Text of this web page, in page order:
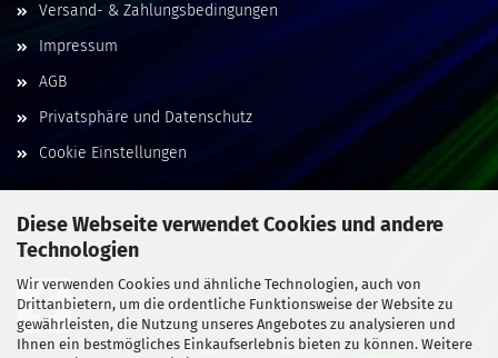
Diese Webseite verwendet Cookies und andere
Technologien
Wir verwenden Cookies und ähnliche Technologien, auch von
Drittanbietern, um die ordentliche Funktionsweise der Website zu
gewährleisten, die Nutzung unseres Angebotes zu analysieren und
Ihnen ein bestmögliches Einkaufserlebnis bieten zu können. Weitere
Versand- & Zahlungsbedingungen
Impressum
AGB
Privatsphäre und Datenschutz
Cookie Einstellungen
Social Media